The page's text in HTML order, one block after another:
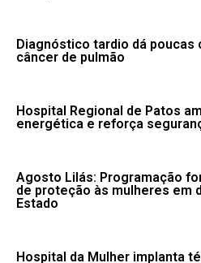
Diagnóstico tardio dá poucas
câncer de pulmão
Hospital Regional de Patos
energética e reforça
Agosto Lilás: Programação
de proteção às mulheres em
Estado
Hospital da Mulher implanta